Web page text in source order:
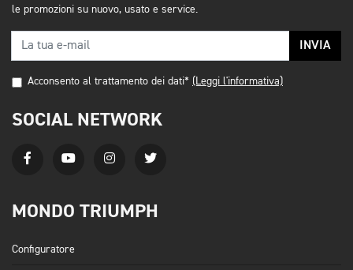
le promozioni su nuovo, usato e service.
INVIA
Acconsento al trattamento dei dati* (Leggi l'informativa)
SOCIAL NETWORK
MONDO TRIUMPH
Configuratore